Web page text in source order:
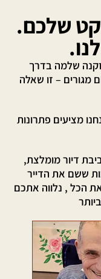
שלכם.
שלמה בדרך
מגורים – זו שאלה
מציעים פתרונות
דיור מומלצת,
ששם את הדייר
הכל , נלווה אתכם